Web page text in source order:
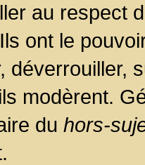
au respect
ont le
déverrouiller,
modèrent.
du hors-